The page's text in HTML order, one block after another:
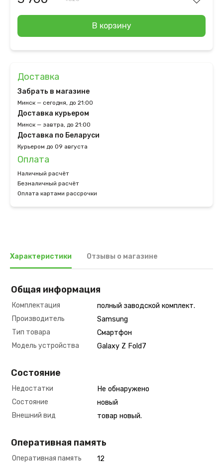
В корзину
Доставка
Забрать в магазине
Минск — сегодня, до 21:00
Доставка курьером
Минск — завтра, до 21:00
Доставка по Беларуси
Курьером до 09 августа
Оплата
Наличный расчёт
Безналичный расчёт
Оплата картами рассрочки
Характеристики Отзывы о магазине
Общая информация
Комплектация
полный заводской комплект.
Производитель
Samsung
Тип товара
Смартфон
Модель устройства
Galaxy Z Fold7
Состояние
Недостатки
Не обнаружено
Состояние
новый
Внешний вид
товар новый.
Оперативная память
Оперативная память 12